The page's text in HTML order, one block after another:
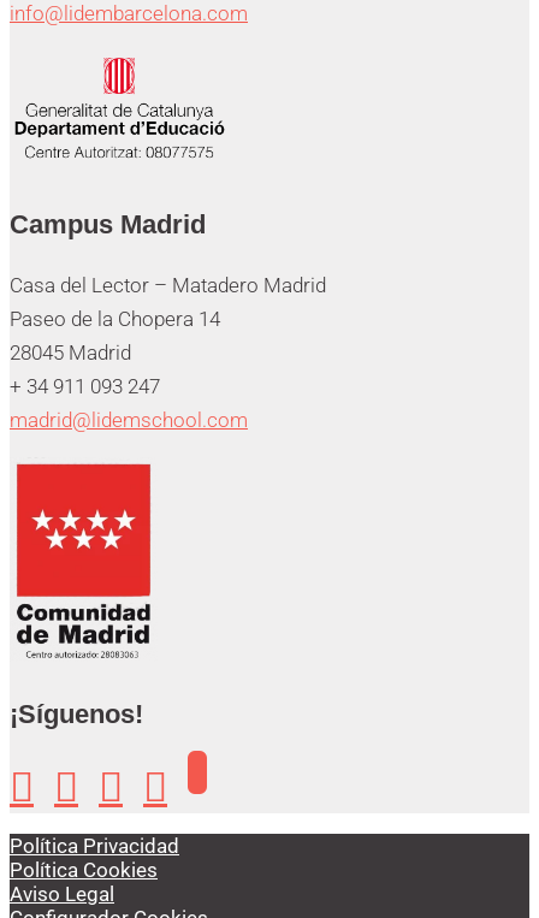
info@lidembarcelona.com
Campus Madrid
Casa del Lector – Matadero Madrid
Paseo de la Chopera 14
28045 Madrid
+ 34 911 093 247
madrid@lidemschool.com
¡Síguenos!
   
Política Privacidad
Política Cookies
Aviso Legal